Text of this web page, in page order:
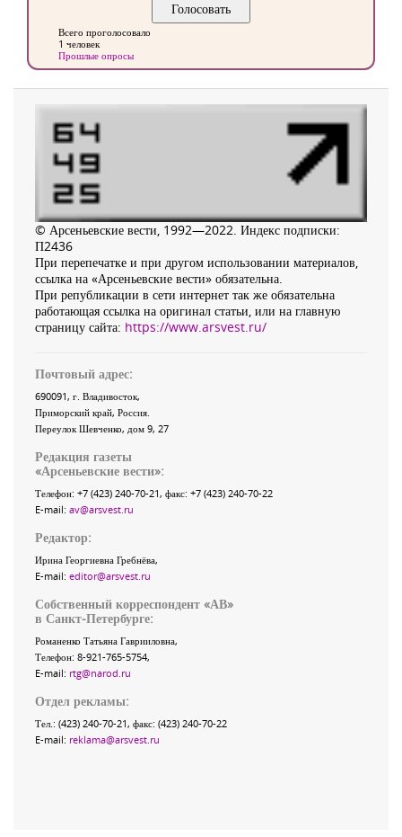
Всего проголосовало
1 человек
Прошлые опросы
© Арсеньевские вести, 1992—2022. Индекс подписки:
П2436
При перепечатке и при другом использовании материалов,
ссылка на «Арсеньевские вести» обязательна.
При републикации в сети интернет так же обязательна
работающая ссылка на оригинал статьи, или на главную
страницу сайта: https://www.arsvest.ru/
Почтовый адрес:
690091, г. Владивосток,
Приморский край, Россия
Переулок Шевченко, дом 9, 27
Редакция газеты
«Арсеньевские вести»:
Телефон: +7 (423) 240-70-21, факс: +7 (423) 240-70-22
E-mail: av@arsvest.ru
Редактор:
Ирина Георгиевна Гребнёва,
E-mail: editor@arsvest.ru
Собственный корреспондент «АВ»
в Санкт-Петербурге:
Романенко Татьяна Гаврииловна,
Телефон: 8-921-765-5754,
E-mail: rtg@narod.ru
Отдел рекламы:
Тел.: (423) 240-70-21, факс: (423) 240-70-22
E-mail: reklama@arsvest.ru